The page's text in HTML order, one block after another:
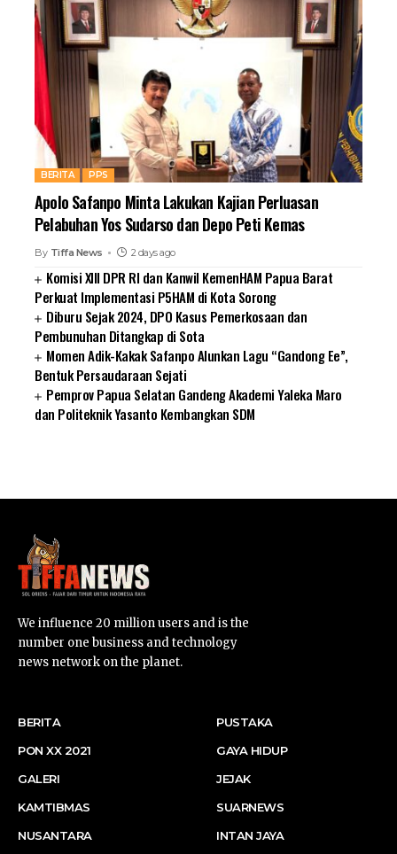
BERITA PPS
Apolo Safanpo Minta Lakukan Kajian Perluasan
Pelabuhan Yos Sudarso dan Depo Peti Kemas
By Tiffa News 2 days ago
Komisi XIII DPR RI dan Kanwil KemenHAM Papua Barat
Perkuat Implementasi P5HAM di Kota Sorong
Diburu Sejak 2024, DPO Kasus Pemerkosaan dan
Pembunuhan Ditangkap di Sota
Momen Adik-Kakak Safanpo Alunkan Lagu “Gandong Ee”,
Bentuk Persaudaraan Sejati
Pemprov Papua Selatan Gandeng Akademi Yaleka Maro
dan Politeknik Yasanto Kembangkan SDM
We influence 20 million users and is the
number one business and technology
news network on the planet.
BERITA
PON XX 2021
GALERI
KAMTIBMAS
NUSANTARA
PUSTAKA
GAYA HIDUP
JEJAK
SUARNEWS
INTAN JAYA